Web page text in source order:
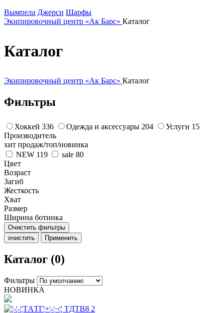
Вымпела Джерси Шарфы
Экипировочный центр «Ак Барс» Каталог
Каталог
Экипировочный центр «Ак Барс» Каталог
Фильтры
Хоккей 336 Одежда и аксессуары 204 Услуги 15
Производитель
хит продаж/топ/новинка
NEW 119 sale 80
Цвет
Возраст
Загиб
Жесткость
Хват
Размер
Ширина ботинка
Очистить фильтры
очистить
Применить
Каталог (0)
Фильтры
НОВИНКА